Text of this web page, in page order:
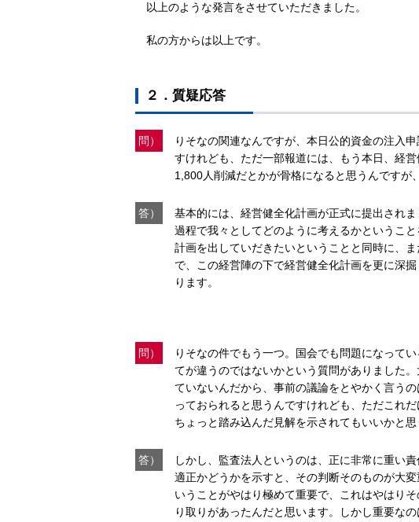
以上のような発言をさせていただきました。
私の方からは以上です。
２．質疑応答
問）
りそなの関連なんですが、本日公的資金の注入
すけれども、ただ一部報道には、もう本日、経
1,800人削減だとかが骨格になると思うんですが
答）
基本的には、経営健全化計画が正式に提出され
過程で我々としてどのように考えるかというこ
計画を出していだきたいということと同時に、
で、この経営陣の下で経営健全化計画を更に深
ります。
問）
りそなの件でもう一つ。国会でも問題になって
てが違うのではないかという質問がありました
ていないんだから、事前の議論をとやかく言う
っておられると思うんですけれども、ただこれ
ちょっと踏み込んだ見解を示されてもいいかと
答）
しかし、監査法人というのは、正に非常に重い
適正かどうかを示すと、その判断そのものが大
いうことがやはり極めて重要で、これはやはり
り取りがあったんだと思います。しかし重要な